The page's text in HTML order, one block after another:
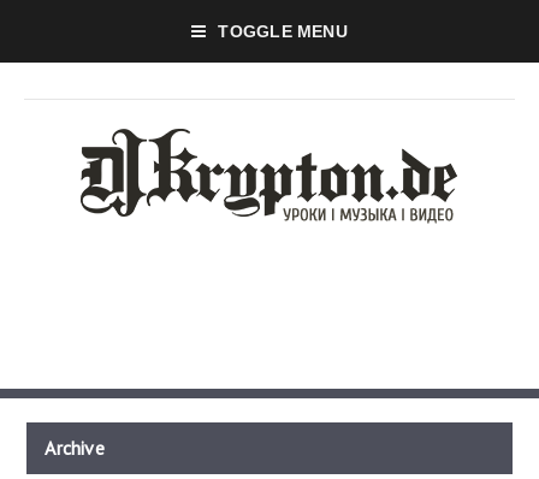
TOGGLE MENU
Archive